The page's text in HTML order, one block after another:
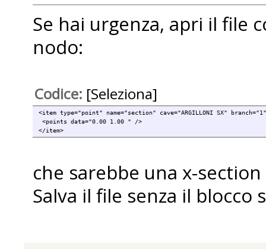
Se hai urgenza, apri il file
nodo:
Codice: [Seleziona]
<item type="point" name="section" cave="ARGILLONI SX"
<points data="0.00 1.00 " />
</item>
che sarebbe una x-
Salva il file senza il